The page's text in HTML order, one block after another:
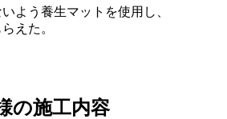
よう養生マットを使用し、
えた。
の施工内容